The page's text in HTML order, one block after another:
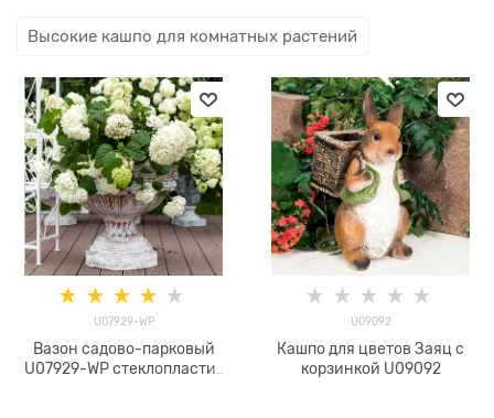
Высокие кашпо для комнатных растений
U07929-WP
Вазон садово-парковый
U07929-WP стеклопластик
U09092
Кашпо для цветов Заяц с
корзинкой U09092